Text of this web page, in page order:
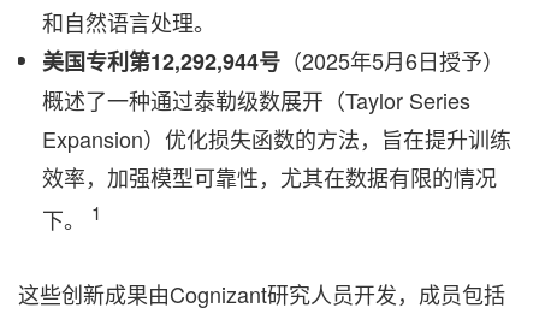
和自然语言处理。
美国专利第12,292,944号 （2025年5月6日授予）
概述了一种通过泰勒级数展开（Taylor Series
Expansion）优化损失函数的方法，旨在提升训练
效率，加强模型可靠性，尤其在数据有限的情况
下。
1
这些创新成果由Cognizant研究人员开发，成员包括